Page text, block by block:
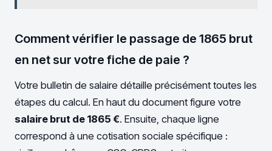
Comment vérifier le passage de 1865 brut
en net sur votre fiche de paie ?
Votre bulletin de salaire détaille précisément toutes les
étapes du calcul. En haut du document figure votre
salaire brut de 1865 €. Ensuite, chaque ligne
correspond à une cotisation sociale spécifique :